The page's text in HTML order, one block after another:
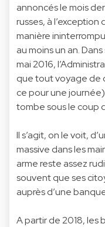
annoncés le mois
russes, à
manière
au moins un an.
mai 2016,
que tout voyage de
ce pour une
tombe sous le coup
Il s’agit, on le voit,
massive dans les
arme reste assez
souvent que ses
auprès d’une
A partir de 2018, les